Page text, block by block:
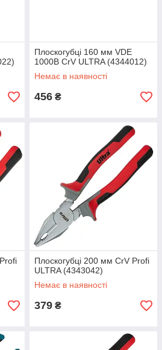
Плоскогубці 160 мм VDE
1000В CrV ULTRA (4344012)
Немає в наявності
456 ₴
Плоскогубці 200 мм CrV Profi
ULTRA (4343042)
Немає в наявності
379 ₴